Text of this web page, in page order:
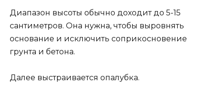
Диапазон высоты обычно доходит до 5-15
сантиметров. Она нужна, чтобы выровнять
основание и исключить соприкосновение
грунта и бетона.
Далее выстраивается опалубка.